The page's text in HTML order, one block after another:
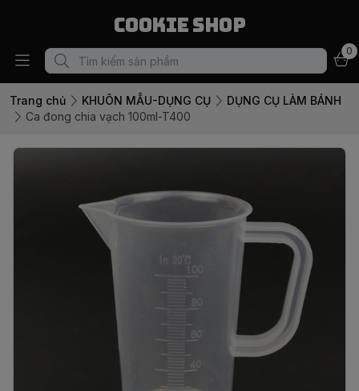
Cookie Shop
0
Trang chủ KHUÔN MẪU-DỤNG CỤ
DỤNG CỤ LÀM BÁNH
Ca đong chia vạch 100ml-T400